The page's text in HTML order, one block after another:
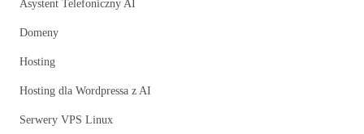
Asystent Telefoniczny AI
Domeny
Hosting
Hosting dla Wordpressa z AI
Serwery VPS Linux